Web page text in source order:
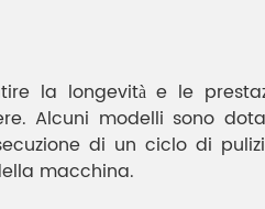
la longevità e le
Alcuni modelli sono
di un ciclo di
macchina.